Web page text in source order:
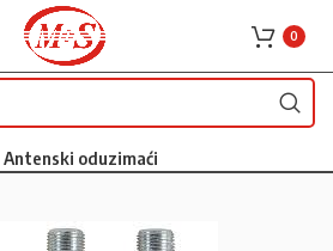
0
Antenski oduzimaći